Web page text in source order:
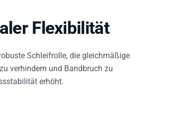
Flexibilität
Schleifrolle, die gleichmäßige
verhindern und Bandbruch zu
erhöht.